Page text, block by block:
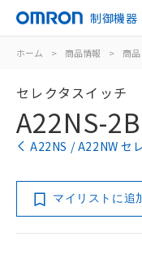
制御機器
ホーム > 商品情報 > 商
セレクタスイッチ
A22NS-
A22NS / A22NW セ
マイリストに追